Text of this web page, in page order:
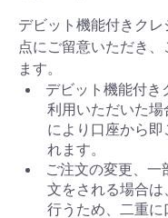
デビット機能付きク
点にご留意いただき
ます。
デビット機能付き
利用いただいた
により口座から
れます。
ご注文の変更、一
文をされる場合は
行うため、二重